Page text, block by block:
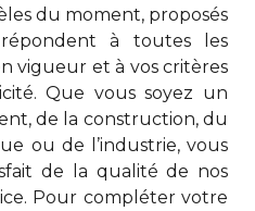
du moment, proposés
à toutes les
vigueur et à vos critères
Que vous soyez un
de la construction, du
ou de l’industrie, vous
de la qualité de nos
Pour compléter votre